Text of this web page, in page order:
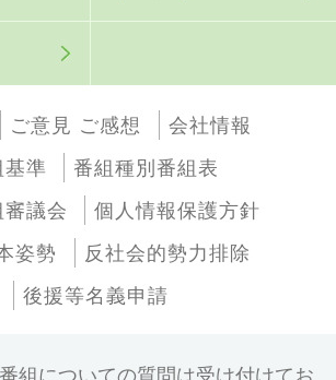
ご意見 ご感想
会社情報
基準
番組種別番組表
議会
個人情報保護方針
姿勢
反社会的勢力排除
後援等名義申請
組についての質問は受け付けてお